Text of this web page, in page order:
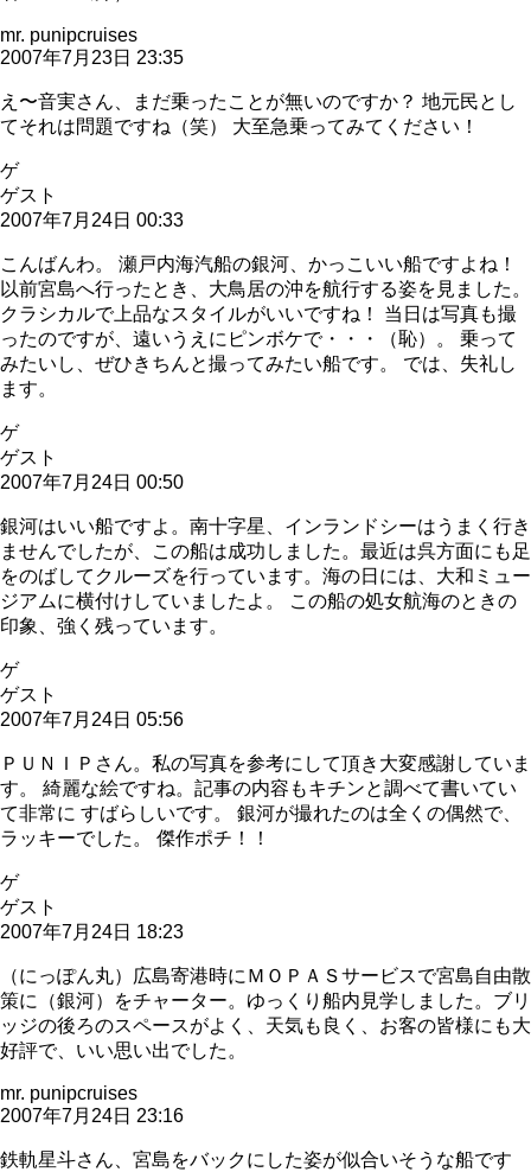
mr. punipcruises
2007年7月23日 23:35
え〜音実さん、まだ乗ったことが無いのですか？ 地元民とし
てそれは問題ですね（笑） 大至急乗ってみてください！
ゲ
ゲスト
2007年7月24日 00:33
こんばんわ。 瀬戸内海汽船の銀河、かっこいい船ですよね！
以前宮島へ行ったとき、大鳥居の沖を航行する姿を見ました。
クラシカルで上品なスタイルがいいですね！ 当日は写真も撮
ったのですが、遠いうえにピンボケで・・・（恥）。 乗って
みたいし、ぜひきちんと撮ってみたい船です。 では、失礼し
ます。
ゲ
ゲスト
2007年7月24日 00:50
銀河はいい船ですよ。南十字星、インランドシーはうまく行き
ませんでしたが、この船は成功しました。最近は呉方面にも足
をのばしてクルーズを行っています。海の日には、大和ミュー
ジアムに横付けしていましたよ。 この船の処女航海のときの
印象、強く残っています。
ゲ
ゲスト
2007年7月24日 05:56
ＰＵＮＩＰさん。私の写真を参考にして頂き大変感謝していま
す。 綺麗な絵ですね。記事の内容もキチンと調べて書いてい
て非常に すばらしいです。 銀河が撮れたのは全くの偶然で、
ラッキーでした。 傑作ポチ！！
ゲ
ゲスト
2007年7月24日 18:23
（にっぽん丸）広島寄港時にＭＯＰＡＳサービスで宮島自由散
策に（銀河）をチャーター。ゆっくり船内見学しました。ブリ
ッジの後ろのスペースがよく、天気も良く、お客の皆様にも大
好評で、いい思い出でした。
mr. punipcruises
2007年7月24日 23:16
鉄軌星斗さん、宮島をバックにした姿が似合いそうな船です